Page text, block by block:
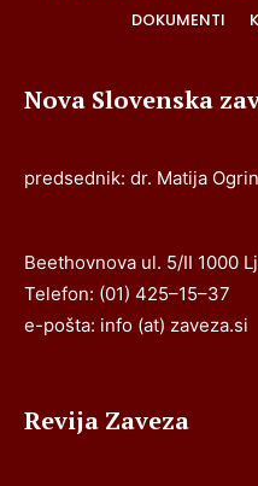
DOKUMENTI
Nova Slovenska
predsednik: dr. Matija Ogrin
Beethovnova ul. 5/II 1000
Telefon: (01) 425–15–37
e-pošta: info (at) zaveza.si
Revija Zaveza